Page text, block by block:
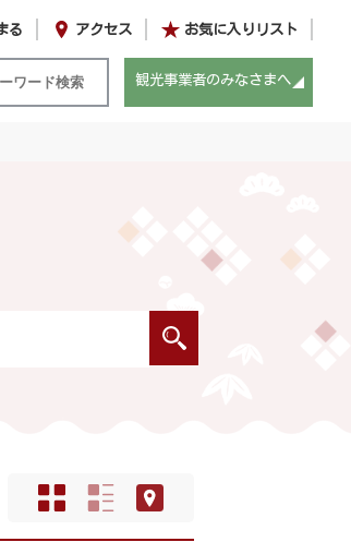
る アクセス お気に入りリスト
観光事業者のみなさまへ